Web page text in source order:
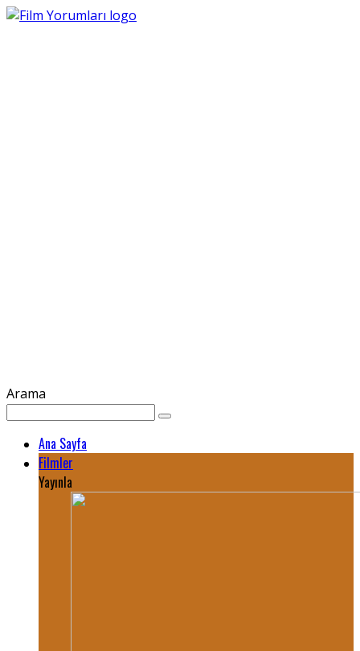
Arama
Ana Sayfa
Filmler
Yayınla